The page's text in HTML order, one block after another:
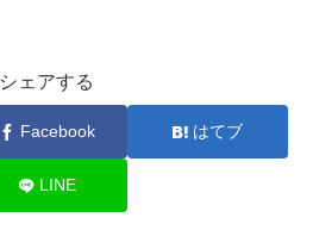
シェアする
Facebook はてブ
LINE